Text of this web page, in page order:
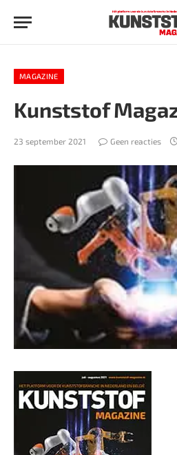
MAGAZINE
Kunststof
23 september 2021 Geen reacties